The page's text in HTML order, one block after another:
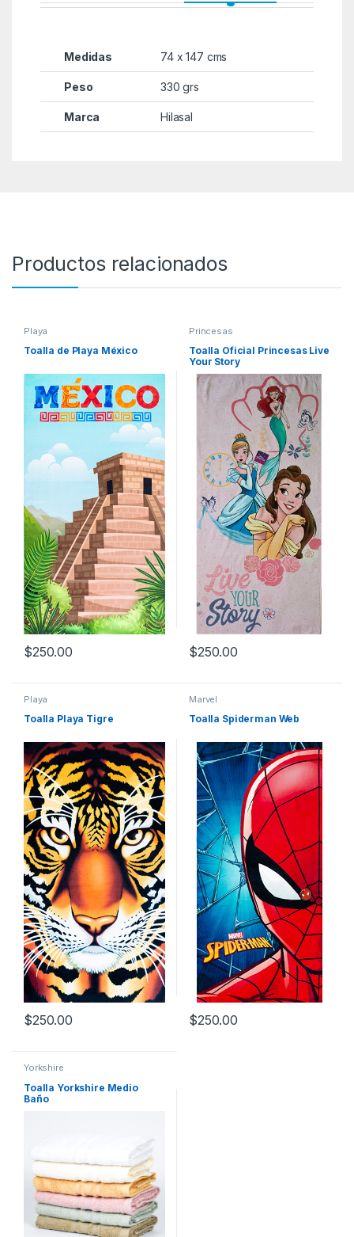
Medidas 74 x 147 cms
Peso 330 grs
Marca Hilasal
Productos relacionados
Playa
Toalla de Playa México
$250.00
Princesas
Toalla Oficial Princesas Live
Your Story
$250.00
Playa
Toalla Playa Tigre
$250.00
Marvel
Toalla Spiderman Web
$250.00
Yorkshire
Toalla Yorkshire Medio
Baño